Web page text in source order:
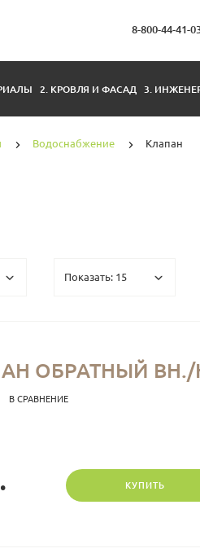
8-800-44-41-
2. КРОВЛЯ И ФАСАД 3.
Водоснабжение Клапан
ОБРАТНЫЙ
В СРАВНЕНИЕ
КУПИТЬ